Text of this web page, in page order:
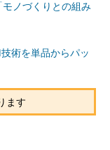
ノづくりとの組み
術を単品からパッ
ます